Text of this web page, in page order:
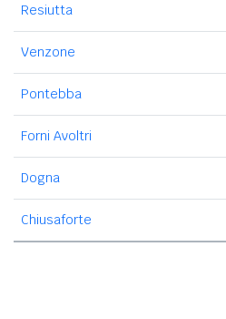
Resiutta
Venzone
Pontebba
Forni Avoltri
Dogna
Chiusaforte